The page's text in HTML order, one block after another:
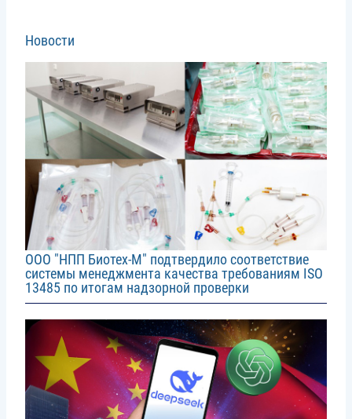
Новости
Image
ООО "НПП Биотех-М" подтвердило соответствие
системы менеджмента качества требованиям ISO
13485 по итогам надзорной проверки
Image